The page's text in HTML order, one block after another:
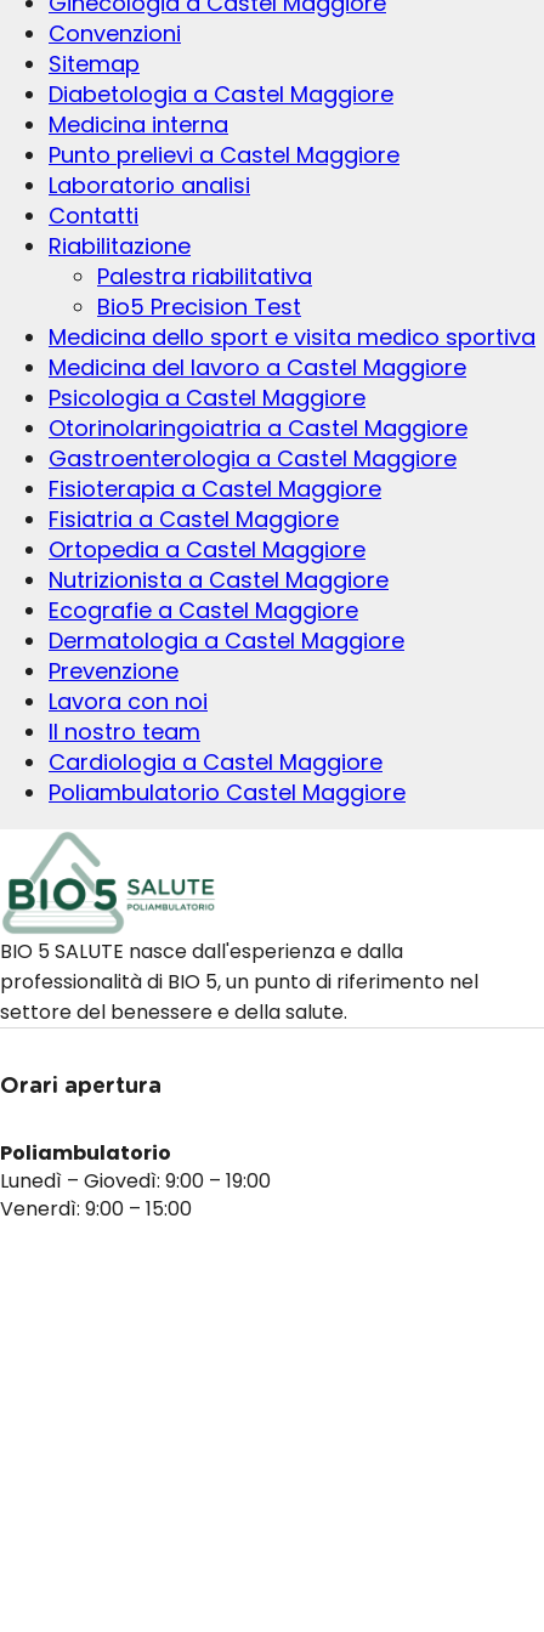
Convenzioni
Sitemap
Diabetologia a Castel Maggiore
Medicina interna
Punto prelievi a Castel Maggiore
Laboratorio analisi
Contatti
Riabilitazione
Palestra riabilitativa
Bio5 Precision Test
Medicina dello sport e visita medico sportiva
Medicina del lavoro a Castel Maggiore
Psicologia a Castel Maggiore
Otorinolaringoiatria a Castel Maggiore
Gastroenterologia a Castel Maggiore
Fisioterapia a Castel Maggiore
Fisiatria a Castel Maggiore
Ortopedia a Castel Maggiore
Nutrizionista a Castel Maggiore
Ecografie a Castel Maggiore
Dermatologia a Castel Maggiore
Prevenzione
Lavora con noi
Il nostro team
Cardiologia a Castel Maggiore
Poliambulatorio Castel Maggiore
BIO 5 SALUTE nasce dall'esperienza e dalla
professionalità di BIO 5, un punto di riferimento nel
settore del benessere e della salute.
Orari apertura
Poliambulatorio
Lunedì – Giovedì: 9:00 – 19:00
Venerdì: 9:00 – 15:00